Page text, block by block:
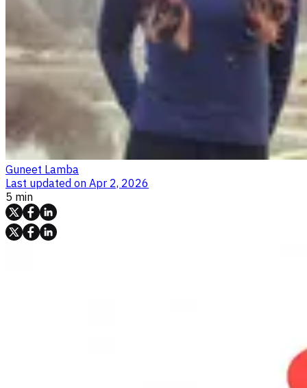
Guneet Lamba
Last updated on Apr 2, 2026
5 min